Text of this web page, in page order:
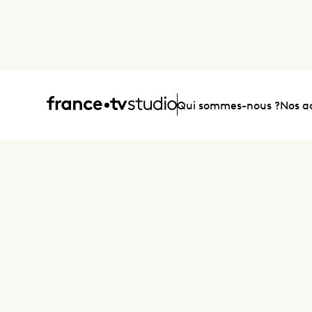
Accueil Qui sommes-nous ?Nos